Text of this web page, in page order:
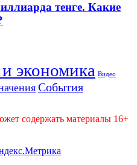
тенге. Какие
экономика Видео
События
содержать материалы 16+